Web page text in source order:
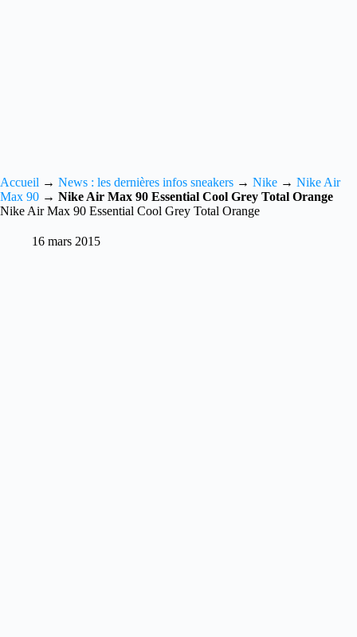
Accueil → News : les dernières infos sneakers → Nike → Nike Air
Max 90 → Nike Air Max 90 Essential Cool Grey Total Orange
Nike Air Max 90 Essential Cool Grey Total Orange
16 mars 2015